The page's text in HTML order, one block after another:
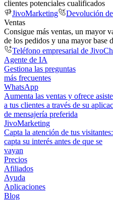
clientes potenciales cualificados
JivoMarketing
Devolución
Ventas
Consigue más ventas, un mayor
de los pedidos y una mayor base
Teléfono empresarial de
Agente de IA
Gestiona las preguntas
más frecuentes
WhatsApp
Aumenta las ventas y ofrece
a tus clientes a través de su
de mensajería preferida
JivoMarketing
Capta la atención de tus visitantes:
capta su interés antes de que se
vayan
Precios
Afiliados
Ayuda
Aplicaciones
Blog